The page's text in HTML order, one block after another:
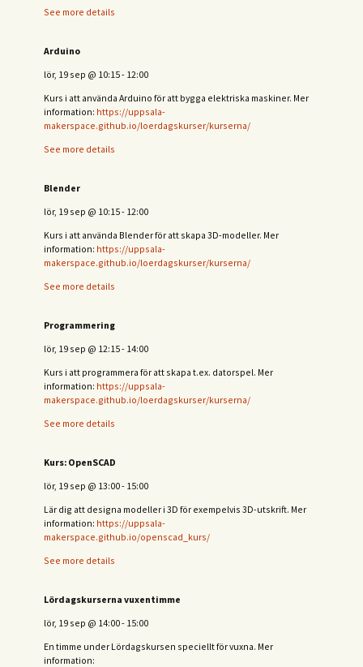
See more details
Arduino
lör, 19 sep @ 10:15- 12:00
Kurs i att använda Arduino för att bygga elektriska maskiner. Mer
information: https://uppsala-
makerspace.github.io/loerdagskurser/kurserna/
See more details
Blender
lör, 19 sep @ 10:15- 12:00
Kurs i att använda Blender för att skapa 3D-modeller. Mer
information: https://uppsala-
makerspace.github.io/loerdagskurser/kurserna/
See more details
Programmering
lör, 19 sep @ 12:15- 14:00
Kurs i att programmera för att skapa t.ex. datorspel. Mer
information: https://uppsala-
makerspace.github.io/loerdagskurser/kurserna/
See more details
Kurs: OpenSCAD
lör, 19 sep @ 13:00- 15:00
Lär dig att designa modeller i 3D för exempelvis 3D-utskrift. Mer
information: https://uppsala-
makerspace.github.io/openscad_kurs/
See more details
Lördagskurserna vuxentimme
lör, 19 sep @ 14:00- 15:00
En timme under Lördagskursen speciellt för vuxna. Mer
information: